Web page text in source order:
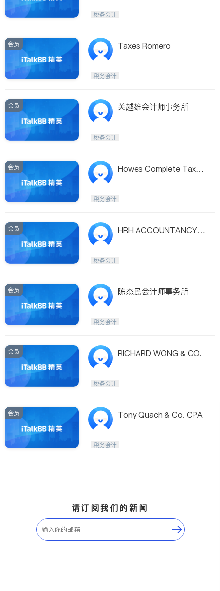
税务会计
会员 Taxes Romero
税务会计
会员 关越雄会计师事务所
税务会计
会员
Howes Complete Tax &
税务会计
会员
HRH ACCOUNTANCY C
税务会计
会员 陈杰民会计师事务所
税务会计
会员 RICHARD WONG & CO.
税务会计
会员 Tony Quach & Co. CPA
税务会计
请订阅我们的新闻